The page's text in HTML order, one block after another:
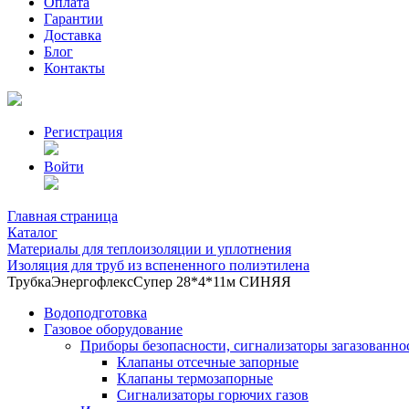
Гарантии
Доставка
Блог
Контакты
Регистрация
Войти
Главная страница
Каталог
Материалы для теплоизоляции и уплотнения
Изоляция для труб из вспененного полиэтилена
ТрубкаЭнергофлексСупер 28*4*11м СИНЯЯ
Водоподготовка
Газовое оборудование
Приборы безопасности, сигнализаторы
Клапаны отсечные запорные
Клапаны термозапорные
Сигнализаторы горючих газов